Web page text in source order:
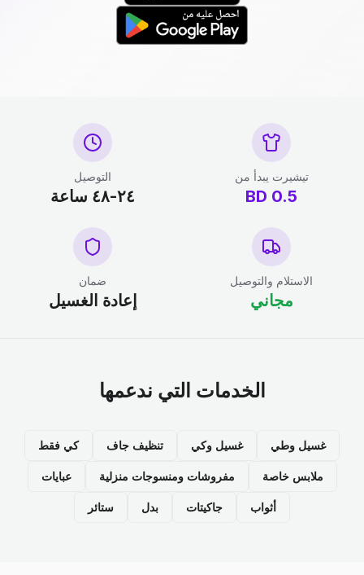
تيشيرت يبدأ من
0.5
BD
التوصيل
٢٤-٤٨ ساعة
الاستلام والتوصيل
مجاني
ضمان
إعادة الغسيل
الخدمات التي ندعمها
غسيل وطي غسيل وكي تنظيف جاف كي فقط
ملابس خاصة مفروشات ومنسوجات منزلية عبايات
أثواب جاكيتات بدل ستائر